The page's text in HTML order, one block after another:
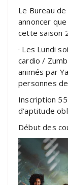
Le Bureau de
annoncer
cette saison
· Les Lundi
cardio /
animés par
personnes
Inscription
d’aptitude
Début des